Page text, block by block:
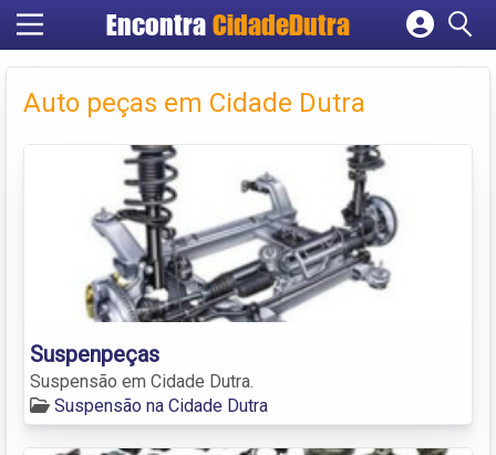
Encontra CidadeDutra
Cadastrar empresa
Criar conta
Auto peças em Cidade Dutra
Suspenpeças
Suspensão em Cidade Dutra.
Suspensão na Cidade Dutra